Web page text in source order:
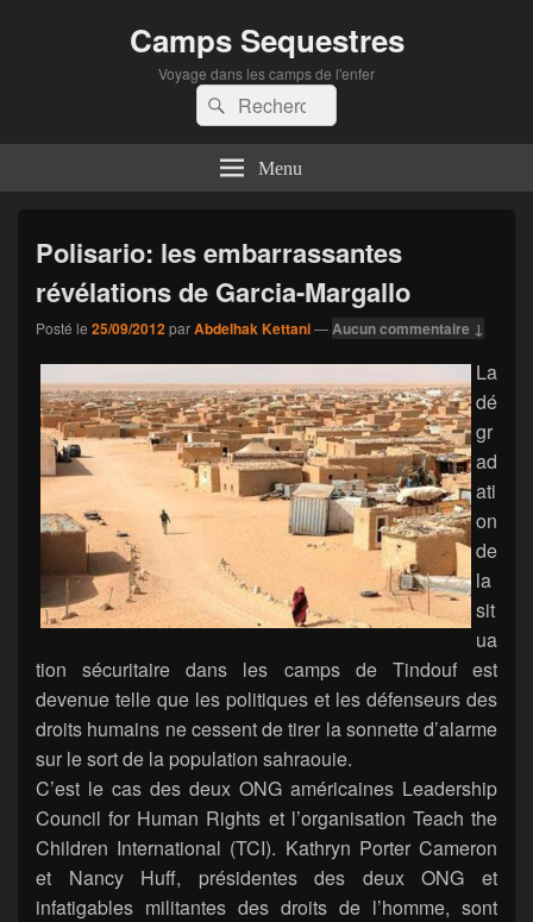
Camps Sequestres
Voyage dans les camps de l'enfer
Recherche :
Rechercher
Menu
Polisario: les embarrassantes
révélations de Garcia-Margallo
Posté le 25/09/2012parAbdelhak Kettani—Aucun commentaire ↓
La
dé
gr
ad
ati
on
de
la
sit
ua
tion sécuritaire dans les camps de Tindouf est
devenue telle que les politiques et les défenseurs des
droits humains ne cessent de tirer la sonnette d’alarme
sur le sort de la population sahraouie.
C’est le cas des deux ONG américaines Leadership
Council for Human Rights et l’organisation Teach the
Children International (TCI). Kathryn Porter Cameron
et Nancy Huff, présidentes des deux ONG et
infatigables militantes des droits de l’homme, sont